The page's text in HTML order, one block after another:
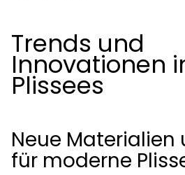
Trends und
Innovationen
Plissees
Neue Materialien
für moderne